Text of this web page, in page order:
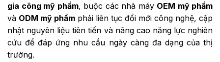
gia công mỹ phẩm, buộc các nhà máy OEM mỹ phẩm
và ODM mỹ phẩm phải liên tục đổi mới công nghệ, cập
nhật nguyên liệu tiên tiến và nâng cao năng lực nghiên
cứu để đáp ứng nhu cầu ngày càng đa dạng của thị
trường.